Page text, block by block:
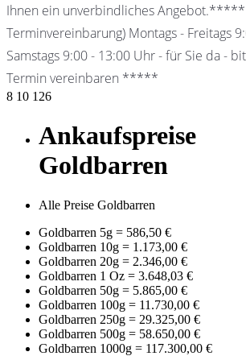
Ihnen ein unverbindliches Angebot.*****
Terminvereinbarung) Montags - Freitags
Samstags 9:00 - 13:00 Uhr - für Sie da -
Termin vereinbaren *****
8 10 126
Ankaufspreise
Goldbarren
Alle Preise Goldbarren
Goldbarren 5g = 586,50 €
Goldbarren 10g = 1.173,00 €
Goldbarren 20g = 2.346,00 €
Goldbarren 1 Oz = 3.648,03 €
Goldbarren 50g = 5.865,00 €
Goldbarren 100g = 11.730,00 €
Goldbarren 250g = 29.325,00 €
Goldbarren 500g = 58.650,00 €
Goldbarren 1000g = 117.300,00 €